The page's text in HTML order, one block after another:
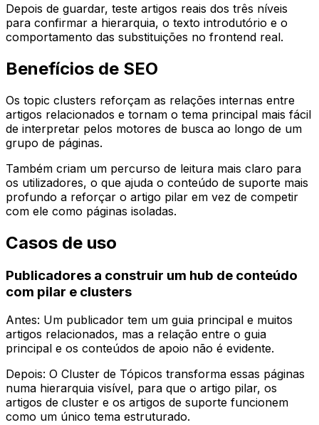
Depois de guardar, teste artigos reais dos três níveis
para confirmar a hierarquia, o texto introdutório e o
comportamento das substituições no frontend real.
Benefícios de SEO
Os topic clusters reforçam as relações internas entre
artigos relacionados e tornam o tema principal mais fácil
de interpretar pelos motores de busca ao longo de um
grupo de páginas.
Também criam um percurso de leitura mais claro para
os utilizadores, o que ajuda o conteúdo de suporte mais
profundo a reforçar o artigo pilar em vez de competir
com ele como páginas isoladas.
Casos de uso
Publicadores a construir um hub de conteúdo
com pilar e clusters
Antes: Um publicador tem um guia principal e muitos
artigos relacionados, mas a relação entre o guia
principal e os conteúdos de apoio não é evidente.
Depois: O Cluster de Tópicos transforma essas páginas
numa hierarquia visível, para que o artigo pilar, os
artigos de cluster e os artigos de suporte funcionem
como um único tema estruturado.